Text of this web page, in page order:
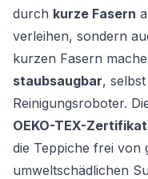
durch kurze Fasern
verleihen, sondern
kurzen Fasern
staubsaugbar,
Reinigungsroboter.
OEKO-TEX-
die Teppiche frei von
umweltschädlichen